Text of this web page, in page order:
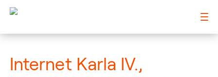
Internet Karla IV.,
: Mapa pokrytí ulice